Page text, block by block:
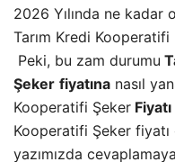
2026 Yılında ne kadar
Tarım Kredi Kooperatifi
Peki, bu zam durumu
Şeker fiyatına nasıl
Kooperatifi Şeker Fiyatı
Kooperatifi Şeker fiyatı
yazımızda